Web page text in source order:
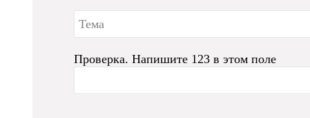
Проверка. Напишите 123 в этом поле